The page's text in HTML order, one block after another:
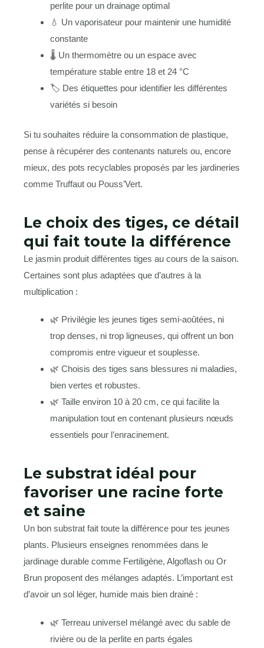
perlite pour un drainage optimal
💧 Un vaporisateur pour maintenir une humidité
constante
🌡 Un thermomètre ou un espace avec
température stable entre 18 et 24 °C
🏷 Des étiquettes pour identifier les différentes
variétés si besoin
Si tu souhaites réduire la consommation de plastique,
pense à récupérer des contenants naturels ou, encore
mieux, des pots recyclables proposés par les jardineries
comme Truffaut ou Pouss’Vert.
Le choix des tiges, ce détail
qui fait toute la différence
Le jasmin produit différentes tiges au cours de la saison.
Certaines sont plus adaptées que d’autres à la
multiplication :
🌿 Privilégie les jeunes tiges semi-aoûtées, ni
trop denses, ni trop ligneuses, qui offrent un bon
compromis entre vigueur et souplesse.
🌿 Choisis des tiges sans blessures ni maladies,
bien vertes et robustes.
🌿 Taille environ 10 à 20 cm, ce qui facilite la
manipulation tout en contenant plusieurs nœuds
essentiels pour l’enracinement.
Le substrat idéal pour
favoriser une racine forte
et saine
Un bon substrat fait toute la différence pour tes jeunes
plants. Plusieurs enseignes renommées dans le
jardinage durable comme Fertiligène, Algoflash ou Or
Brun proposent des mélanges adaptés. L’important est
d’avoir un sol léger, humide mais bien drainé :
🌿 Terreau universel mélangé avec du sable de
rivière ou de la perlite en parts égales